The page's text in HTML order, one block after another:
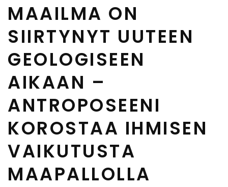
MAAILMA ON
SIIRTYNYT UUTEEN
GEOLOGISEEN
AIKAAN –
ANTROPOSEENI
KOROSTAA IHMISEN
VAIKUTUSTA
MAAPALLOLLA